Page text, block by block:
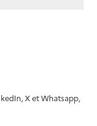
X et Whatsapp,